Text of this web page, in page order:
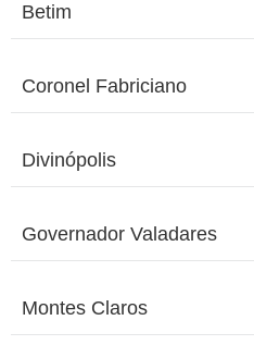
Betim
Coronel Fabriciano
Divinópolis
Governador Valadares
Montes Claros